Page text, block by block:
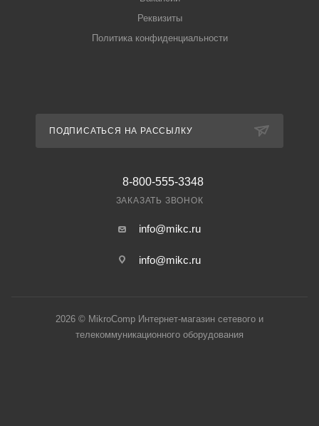
Реквизиты
Политика конфиденциальности
ПОДПИСАТЬСЯ НА РАССЫЛКУ
8-800-555-3348
ЗАКАЗАТЬ ЗВОНОК
info@mikc.ru
info@mikc.ru
2026 © MikroComp Интернет-магазин сетевого и
телекоммуникационного оборудования